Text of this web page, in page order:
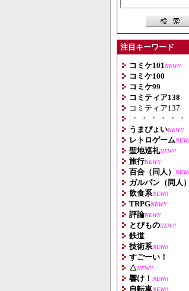
注目キーワード
コミケ101 NEW!!
コミケ100
コミケ99
コミティア138
コミティア137
・・・・・
うまぴょいNEW!!
レトロゲーム
聖地巡礼NEW!!
旅行NEW!!
百合（同人）
ガルパン（同人）
飲食系NEW!!
TRPGNEW!!
評論NEW!!
とびものNEW!!
鉄道
技術系NEW!!
すごーい！
△NEW!!
響け！ NEW!!
自転車NEW!!